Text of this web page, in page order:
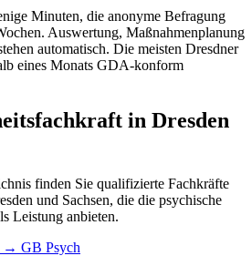
Minuten, die anonyme Befragung
Auswertung, Maßnahmenplanung
automatisch. Die meisten Dresdner
eines Monats GDA-konform
in Dresden
finden Sie qualifizierte Fachkräfte
und Sachsen, die die psychische
Leistung anbieten.
→ GB Psych